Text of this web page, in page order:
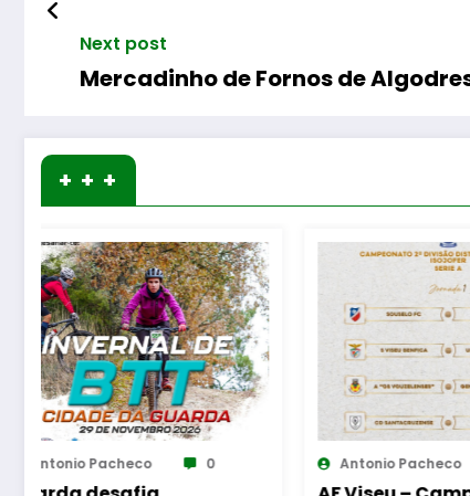
Next post
Mercadinho de Fornos de
+ + +
Antonio Pacheco Antonio